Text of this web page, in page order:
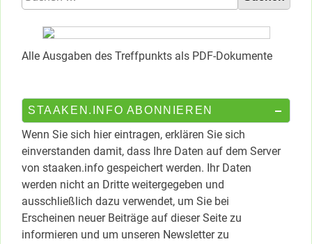
nach:
Alle Ausgaben des Treffpunkts als PDF-Dokumente
STAAKEN.INFO ABONNIEREN
Wenn Sie sich hier eintragen, erklären Sie sich
einverstanden damit, dass Ihre Daten auf dem Server
von staaken.info gespeichert werden. Ihr Daten
werden nicht an Dritte weitergegeben und
ausschließlich dazu verwendet, um Sie bei
Erscheinen neuer Beiträge auf dieser Seite zu
informieren und um unseren Newsletter zu